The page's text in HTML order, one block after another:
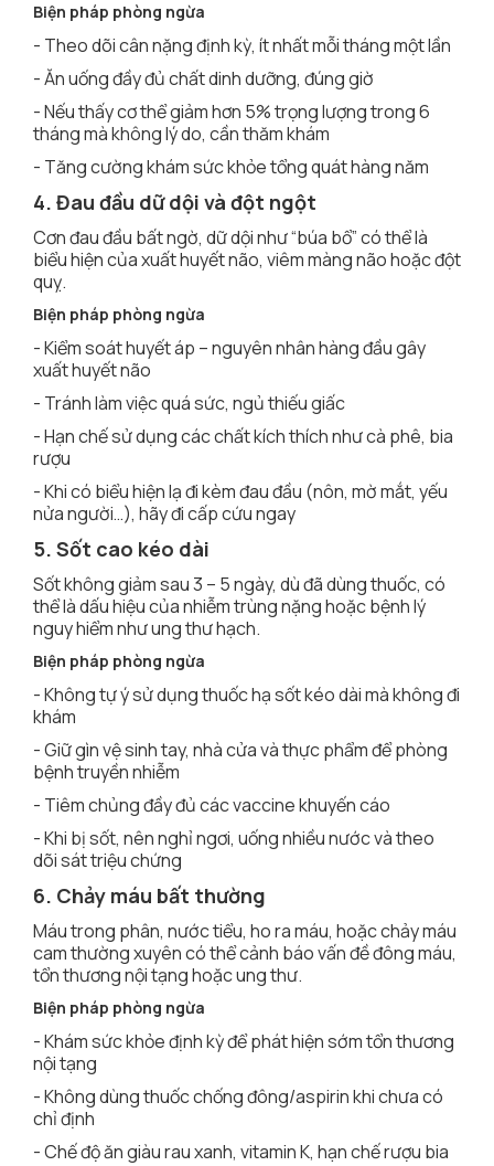
Biện pháp phòng ngừa
- Theo dõi cân nặng định kỳ, ít nhất mỗi tháng một lần
- Ăn uống đầy đủ chất dinh dưỡng, đúng giờ
- Nếu thấy cơ thể giảm hơn 5% trọng lượng trong 6
tháng mà không lý do, cần thăm khám
- Tăng cường khám sức khỏe tổng quát hàng năm
4. Đau đầu dữ dội và đột ngột
Cơn đau đầu bất ngờ, dữ dội như “búa bổ” có thể là
biểu hiện của xuất huyết não, viêm màng não hoặc đột
quỵ.
Biện pháp phòng ngừa
- Kiểm soát huyết áp – nguyên nhân hàng đầu gây
xuất huyết não
- Tránh làm việc quá sức, ngủ thiếu giấc
- Hạn chế sử dụng các chất kích thích như cà phê, bia
rượu
- Khi có biểu hiện lạ đi kèm đau đầu (nôn, mờ mắt, yếu
nửa người…), hãy đi cấp cứu ngay
5. Sốt cao kéo dài
Sốt không giảm sau 3 – 5 ngày, dù đã dùng thuốc, có
thể là dấu hiệu của nhiễm trùng nặng hoặc bệnh lý
nguy hiểm như ung thư hạch.
Biện pháp phòng ngừa
- Không tự ý sử dụng thuốc hạ sốt kéo dài mà không đi
khám
- Giữ gìn vệ sinh tay, nhà cửa và thực phẩm để phòng
bệnh truyền nhiễm
- Tiêm chủng đầy đủ các vaccine khuyến cáo
- Khi bị sốt, nên nghỉ ngơi, uống nhiều nước và theo
dõi sát triệu chứng
6. Chảy máu bất thường
Máu trong phân, nước tiểu, ho ra máu, hoặc chảy máu
cam thường xuyên có thể cảnh báo vấn đề đông máu,
tổn thương nội tạng hoặc ung thư.
Biện pháp phòng ngừa
- Khám sức khỏe định kỳ để phát hiện sớm tổn thương
nội tạng
- Không dùng thuốc chống đông/aspirin khi chưa có
chỉ định
- Chế độ ăn giàu rau xanh, vitamin K, hạn chế rượu bia